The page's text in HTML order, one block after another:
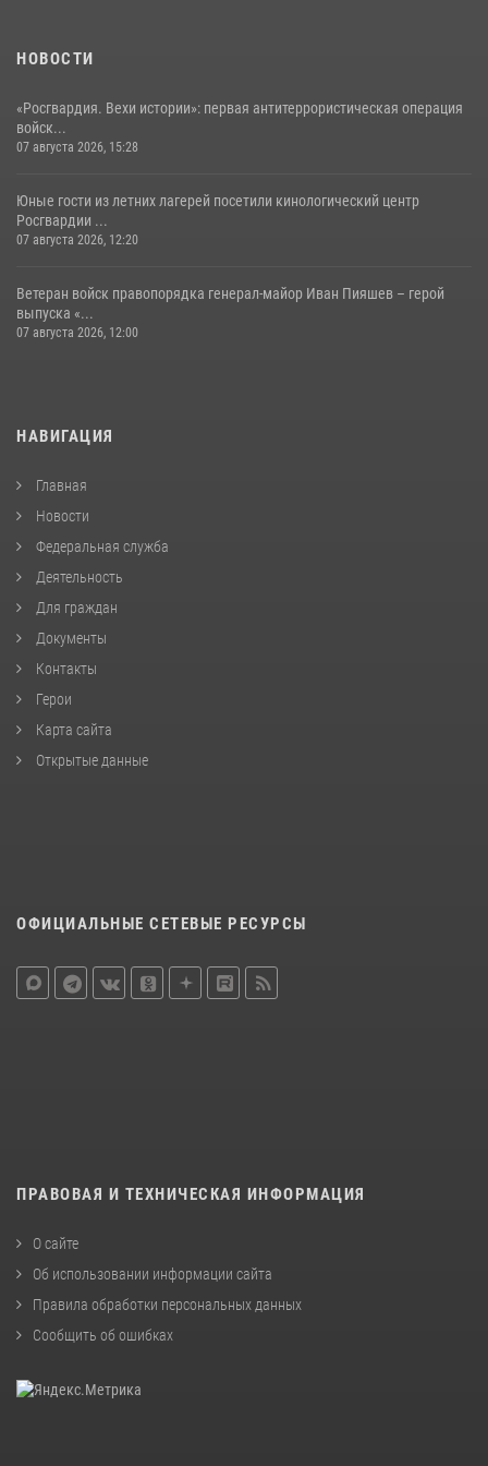
НОВОСТИ
«Росгвардия. Вехи истории»: первая антитеррористическая операция
войск...
07 августа 2026, 15:28
Юные гости из летних лагерей посетили кинологический центр
Росгвардии ...
07 августа 2026, 12:20
Ветеран войск правопорядка генерал-майор Иван Пияшев – герой
выпуска «...
07 августа 2026, 12:00
НАВИГАЦИЯ
Главная
Новости
Федеральная служба
Деятельность
Для граждан
Документы
Контакты
Герои
Карта сайта
Открытые данные
ОФИЦИАЛЬНЫЕ СЕТЕВЫЕ РЕСУРСЫ
ПРАВОВАЯ И ТЕХНИЧЕСКАЯ ИНФОРМАЦИЯ
О сайте
Об использовании информации сайта
Правила обработки персональных данных
Сообщить об ошибках